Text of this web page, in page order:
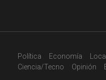
Política Economía
Ciencia/Tecno
Opinión